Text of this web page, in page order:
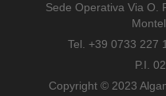
Sede Operativa Via O.
Tel. +39 0733 227
P.I.
Copyright © 2023